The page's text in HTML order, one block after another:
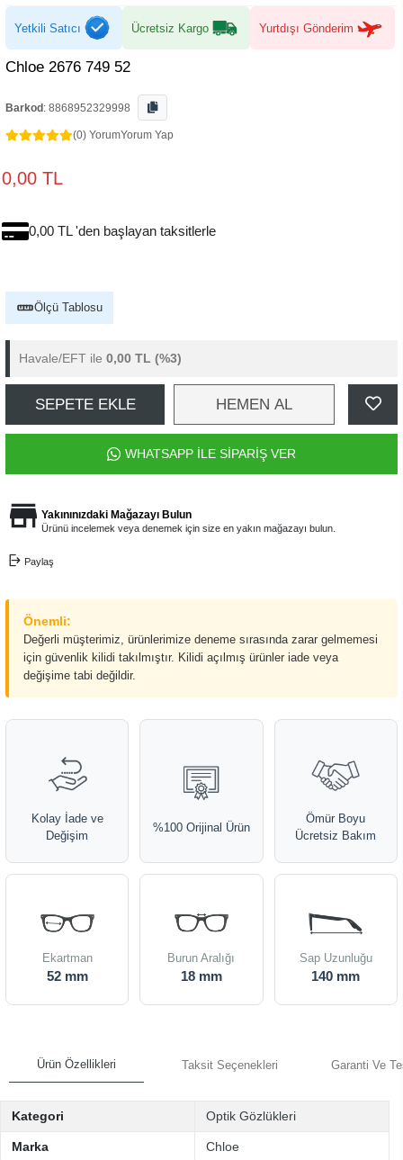
Yetkili Satıcı Ücretsiz Kargo Yurtdışı Gönderim
Chloe 2676 749 52
Barkod : 8868952329998
(0) YorumYorum Yap
0,00 TL
0,00 TL 'den başlayan taksitlerle
Ölçü Tablosu
Havale/EFT ile 0,00 TL (%3)
SEPETE EKLE HEMEN AL
WHATSAPP İLE SİPARİŞ VER
Yakınınızdaki Mağazayı Bulun
Ürünü incelemek veya denemek için size en yakın mağazayı bulun.
Paylaş
Önemli:
Değerli müşterimiz, ürünlerimize deneme sırasında zarar gelmemesi
için güvenlik kilidi takılmıştır. Kilidi açılmış ürünler iade veya
değişime tabi değildir.
Kolay İade ve
Değişim
%100 Orijinal Ürün
Ömür Boyu
Ücretsiz Bakım
Ekartman
52 mm
Burun Aralığı
18 mm
Sap Uzunluğu
140 mm
Ürün Özellikleri Taksit Seçenekleri Garanti Ve
Kategori Optik Gözlükleri
Marka Chloe